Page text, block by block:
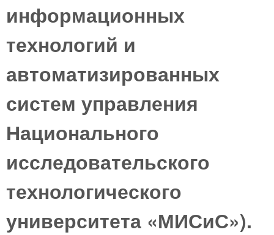
информационных
технологий и
автоматизированных
систем управления
Национального
исследовательского
технологического
университета «МИСиС»).